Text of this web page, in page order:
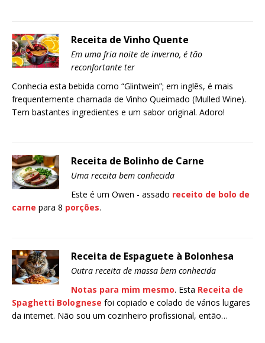
Receita de Vinho Quente
Em uma fria noite de inverno, é tão
reconfortante ter
Conhecia esta bebida como “Glintwein”; em inglês, é mais
frequentemente chamada de Vinho Queimado (Mulled Wine).
Tem bastantes ingredientes e um sabor original. Adoro!
Receita de Bolinho de Carne
Uma receita bem conhecida
Este é um Owen - assado receito de bolo de
carne para 8 porções.
Receita de Espaguete à Bolonhesa
Outra receita de massa bem conhecida
Notas para mim mesmo. Esta Receita de
Spaghetti Bolognese foi copiado e colado de vários lugares
da internet. Não sou um cozinheiro profissional, então…